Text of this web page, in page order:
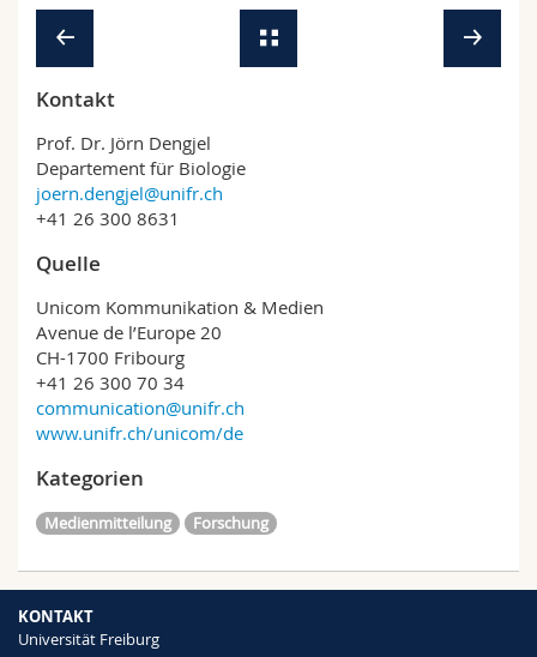
Kontakt
Prof. Dr. Jörn Dengjel
Departement für Biologie
joern.dengjel@unifr.ch
+41 26 300 8631
Quelle
Unicom Kommunikation & Medien
Avenue de l’Europe 20
CH-1700 Fribourg
+41 26 300 70 34
communication@unifr.ch
www.unifr.ch/unicom/de
Kategorien
Medienmitteilung Forschung
KONTAKT
Universität Freiburg